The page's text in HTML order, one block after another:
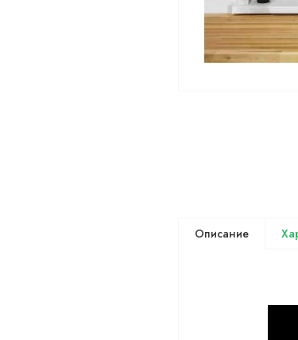
Описание